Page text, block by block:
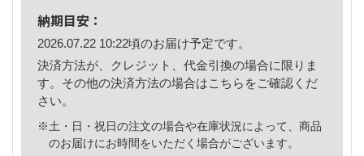
納期目安：
2026.07.22 10:22頃のお届け予定です。
決済方法が、クレジット、代金引換の場合に限りま
す。その他の決済方法の場合はこちら をご確認くだ
さい。
※土・日・祝日の注文の場合や在庫状況によって、商品
のお届けにお時間をいただく場合がございます。